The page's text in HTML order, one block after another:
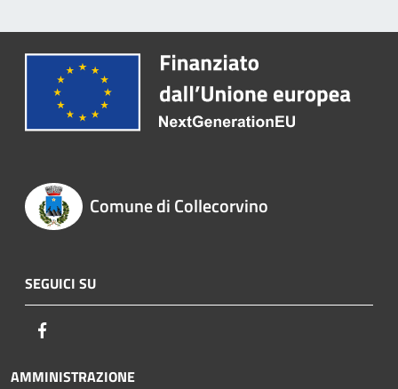
Comune di Collecorvino
SEGUICI SU
AMMINISTRAZIONE